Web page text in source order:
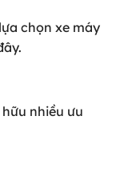
chọn xe máy
nhiều ưu